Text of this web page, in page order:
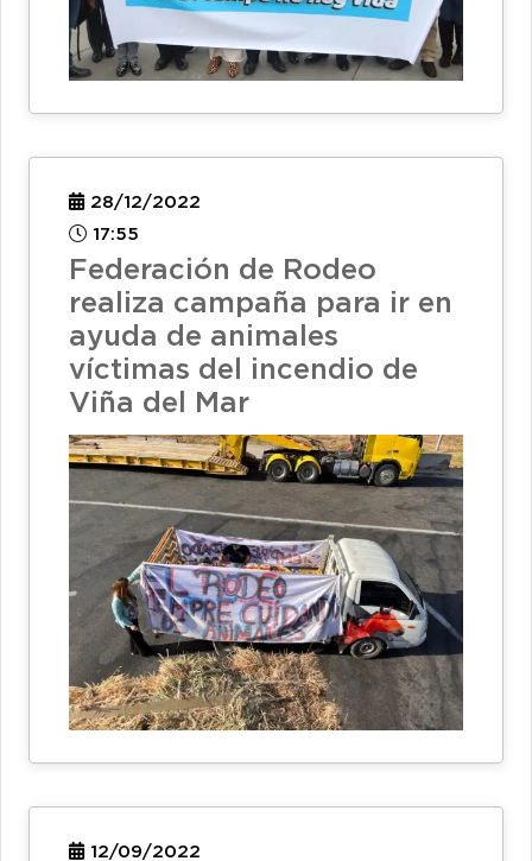
28/12/2022
17:55
Federación de Rodeo
realiza campaña para ir en
ayuda de animales
víctimas del incendio de
Viña del Mar
12/09/2022